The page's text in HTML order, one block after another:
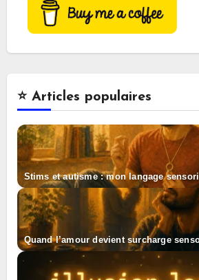
⭐️ Articles populaires
Stims et autisme : mon langage
Quand l’amour devient surcharge